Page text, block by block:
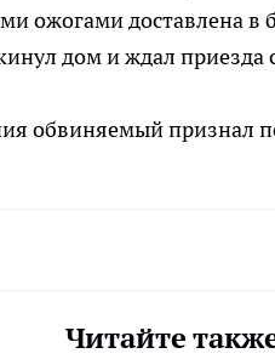
ожогами доставлена в
дом и ждал приезда
обвиняемый признал
Читайте